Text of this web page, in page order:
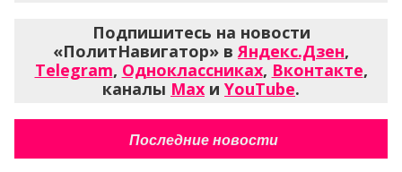
Подпишитесь на новости
«ПолитНавигатор» вЯндекс.Дзен,
Telegram, Одноклассниках, Вконтакте,
каналы Max и YouTube.
Последние новости